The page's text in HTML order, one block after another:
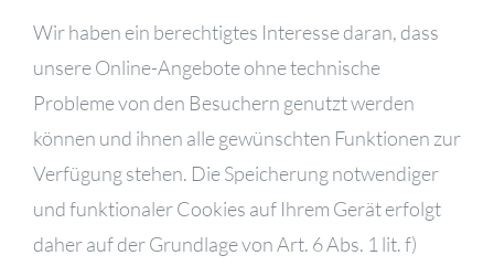
Wir haben ein berechtigtes Interesse daran, dass
unsere Online-Angebote ohne technische
Probleme von den Besuchern genutzt werden
können und ihnen alle gewünschten Funktionen zur
Verfügung stehen. Die Speicherung notwendiger
und funktionaler Cookies auf Ihrem Gerät erfolgt
daher auf der Grundlage von Art. 6 Abs. 1 lit. f)